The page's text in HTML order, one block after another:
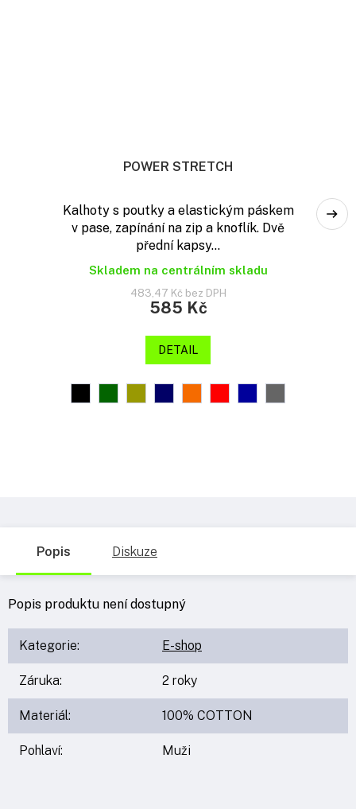
POWER STRETCH
Kalhoty s poutky a elastickým páskem
v pase, zapínání na zip a knoflík. Dvě
přední kapsy...
Skladem na centrálním skladu
483,47 Kč bez DPH
585 Kč
DETAIL
Popis Diskuze
Popis produktu není dostupný
Kategorie: E-shop
Záruka: 2 roky
Materiál: 100% COTTON
Pohlaví: Muži